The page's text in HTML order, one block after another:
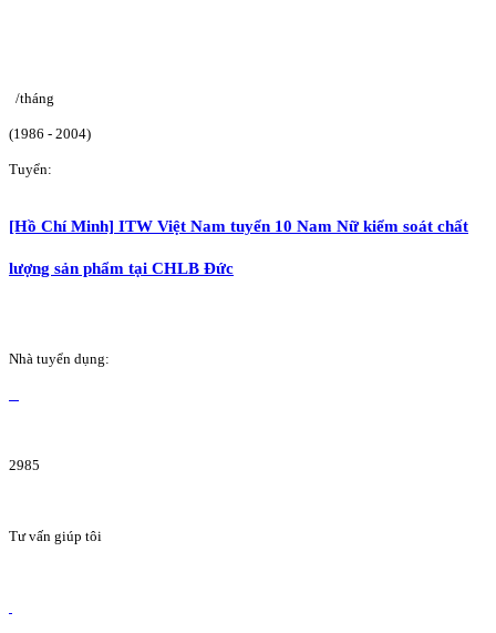
/tháng
(1986 - 2004)
Tuyển:
[Hồ Chí Minh] ITW Việt Nam tuyển 10 Nam Nữ kiểm soát chất
lượng sản phẩm tại CHLB Đức
Nhà tuyển dụng:
2985
Tư vấn giúp tôi